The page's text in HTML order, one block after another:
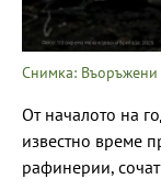
Снимка: Въоръжени
От началото на
известно време
рафинерии,